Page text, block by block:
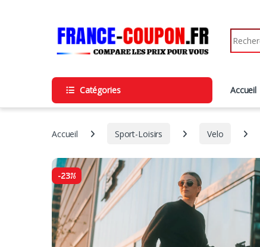
Catégories Accueil
Accueil Sport-Loisirs Velo
-23%